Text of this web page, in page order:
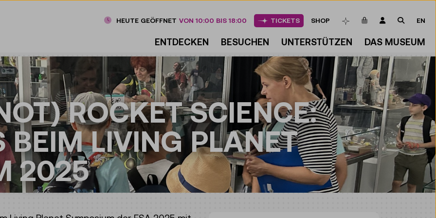
ENTDECKEN BESUCHEN UNTERSTÜTZEN DAS MUSEUM
HEUTE GEÖFFNET VON 10:00 BIS 18:00 TICKETS SHOP MERKLISTEARTIKEL IM
LOGIN SUCHE
EN
ROCKET SCIENCE:
BEIM LIVING PLANET
2025